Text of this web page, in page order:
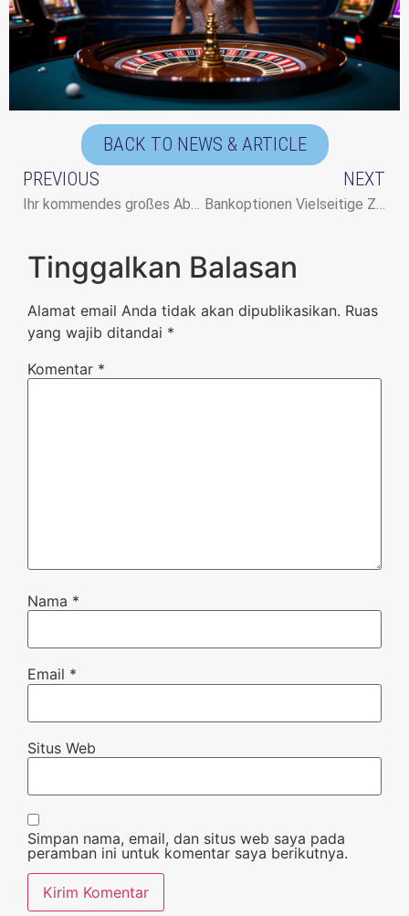
BACK TO NEWS & ARTICLE
PREVIOUS
NEXT
Tinggalkan Balasan
Alamat email Anda tidak akan dipublikasikan. Ruas
yang wajib ditandai *
Komentar *
Nama *
Email *
Situs Web
Simpan nama, email, dan situs web saya pada
peramban ini untuk komentar saya berikutnya.